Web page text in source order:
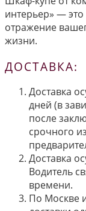
интерьер» —
отражение
жизни.
ДОСТАВКА:
Доставка
дней (в
после
срочного
Доставка
Водитель
времени.
По Москве